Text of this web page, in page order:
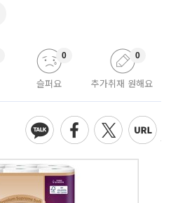
슬퍼요
0
추가취재 원해요
0